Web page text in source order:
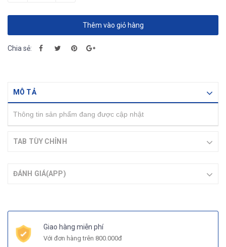
Thêm vào giỏ hàng
Chia sẻ:
MÔ TẢ
Thông tin sản phẩm đang được cập nhật
TAB TÙY CHỈNH
ĐÁNH GIÁ(APP)
Giao hàng miễn phí
Với đơn hàng trên 800.000đ